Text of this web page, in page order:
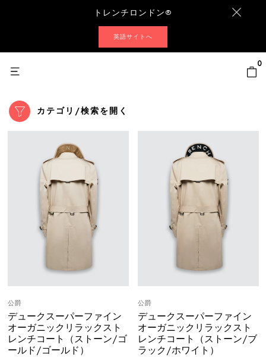
トレンチロンドン®
英語サイトへ
0
カテゴリ/検索を開く
公爵
デュークスーパーファイン
オーガニックリラックスト
レンチコート（ストーン/ゴ
ールド/ゴールド）
公爵
デュークスーパーファイン
オーガニックリラックスト
レンチコート（ストーン/ブ
ラック/ホワイト）